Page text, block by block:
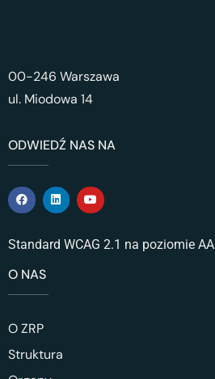
00-246 Warszawa
ul. Miodowa 14
ODWIEDŹ NAS NA
Standard WCAG 2.1 na poziomie AA
O NAS
O ZRP
Struktura